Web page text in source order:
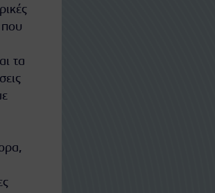
που
τα